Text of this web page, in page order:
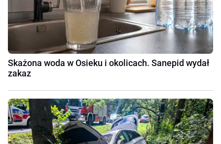
Skażona woda w Osieku i okolicach. Sanepid wydał
zakaz